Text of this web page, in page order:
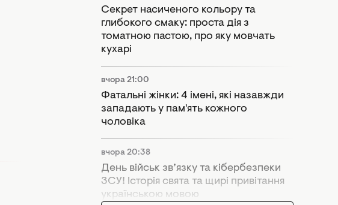
Секрет насиченого кольору та
глибокого смаку: проста дія з
томатною пастою, про яку мовчать
кухарі
вчора 21:00
Фатальні жінки: 4 імені, які назавжди
западають у пам'ять кожного
чоловіка
вчора 20:38
День військ зв’язку та кібербезпеки
ЗСУ! Історія свята та щирі привітання
українською мовою